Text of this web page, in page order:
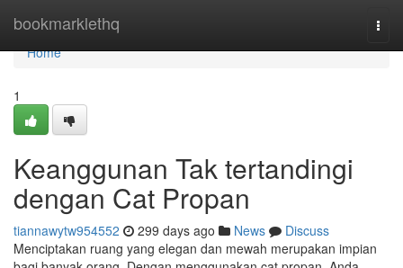
bookmarklethq
Home
Home
1
Keanggunan Tak tertandingi
dengan Cat Propan
tiannawytw954552 299 days ago News
Discuss
Menciptakan ruang yang elegan dan mewah merupakan impian